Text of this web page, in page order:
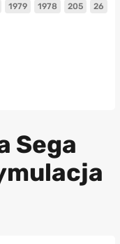
1979 1978 205 26
Sega